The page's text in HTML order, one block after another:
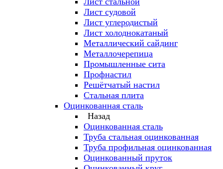
Лист судовой
Лист углеродистый
Лист холоднокатаный
Металлический сайдинг
Металлочерепица
Промышленные сита
Профнастил
Решётчатый настил
Стальная плита
Оцинкованная сталь
Назад
Оцинкованная сталь
Труба стальная оцинкованная
Труба профильная оцинкованная
Оцинкованный пруток